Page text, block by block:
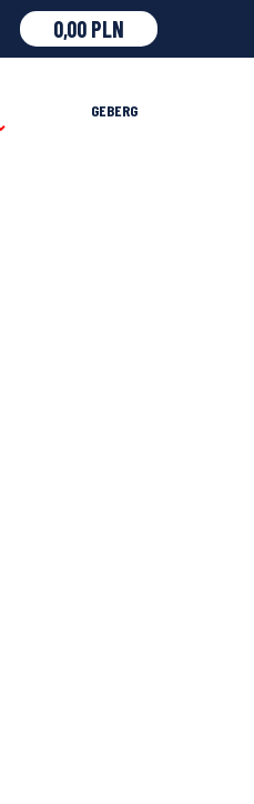
0,00 PLN
GEBERG